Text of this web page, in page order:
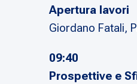
Apertura lavori
Giordano Fatali,
09:40
Prospettive e